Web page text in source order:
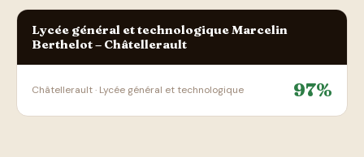
Lycée général et technologique Marcelin
Berthelot – Châtellerault
Châtellerault · Lycée général et technologique 97%